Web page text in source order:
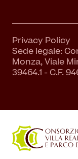
Privacy Policy
Sede legale:
Monza, Viale
39464.1 - C.F.